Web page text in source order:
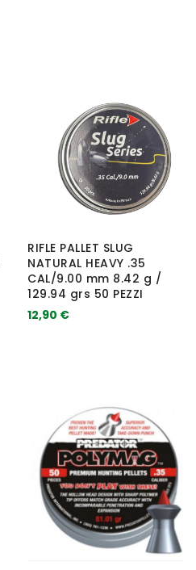
RIFLE PALLET SLUG
NATURAL HEAVY .35
CAL/9.00 mm 8.42 g /
129.94 grs 50 PEZZI
12,90 €